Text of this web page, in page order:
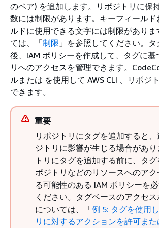
のペア) を追加します。リポジトリに保
数には制限があります。キーフィール
ルドに使用できる文字には制限があり
ては、「制限 」を参照してください。
後、IAM ポリシーを作成して、タグに基
リへのアクセスを管理できます。
ルまたは を使用して AWS CLI 、リポジ
できます。
重要
リポジトリにタグを追加すると
ジトリに影響が生じる場合があ
トリにタグを追加する前に、タ
ポジトリなどのリソースへのア
る可能性のある IAM ポリシーを
ください。タグベースのアクセ
については、「例 5: タグを使用
リに対するアクションを許可ま